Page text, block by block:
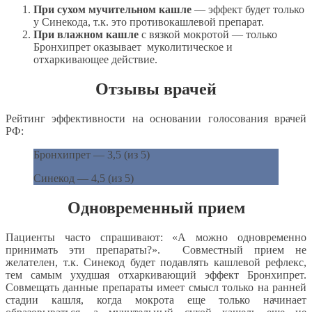
При сухом мучительном кашле — эффект будет только
у Синекода, т.к. это противокашлевой препарат.
При влажном кашле с вязкой мокротой — только
Бронхипрет оказывает муколитическое и
отхаркивающее действие.
Отзывы врачей
Рейтинг эффективности на основании голосования врачей
РФ:
Бронхипрет — 3,5 (из 5)
Синекод — 4,5 (из 5)
Одновременный прием
Пациенты часто спрашивают: «А можно одновременно
принимать эти препараты?». Совместный прием не
желателен, т.к. Синекод будет подавлять кашлевой рефлекс,
тем самым ухудшая отхаркивающий эффект Бронхипрет.
Совмещать данные препараты имеет смысл только на ранней
стадии кашля, когда мокрота еще только начинает